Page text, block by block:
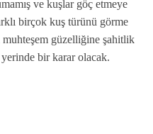
ve kuşlar göç etmeye
birçok kuş türünü görme
muhteşem güzelliğine şahitlik
bir karar olacak.